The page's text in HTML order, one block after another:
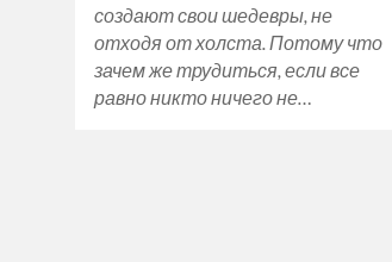
создают свои шедевры, не
отходя от холста. Потому что
зачем же трудиться, если все
равно никто ничего не…